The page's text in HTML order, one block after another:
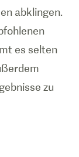
abklingen.
es selten
zu